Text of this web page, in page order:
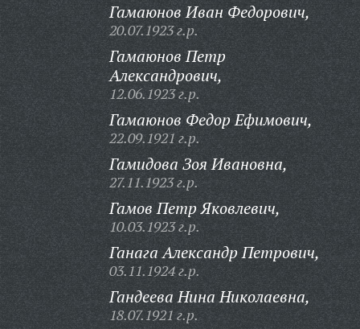
Гамаюнов Иван Федорович,
20.07.1923 г.р.
Гамаюнов Петр
Александрович,
12.06.1923 г.р.
Гамаюнов Федор Ефимович,
22.09.1921 г.р.
Гамидова Зоя Ивановна,
27.11.1923 г.р.
Гамов Петр Яковлевич,
10.03.1923 г.р.
Ганага Александр Петрович,
03.11.1924 г.р.
Гандеева Нина Николаевна,
18.07.1921 г.р.